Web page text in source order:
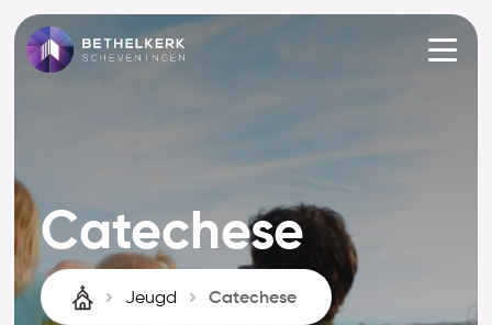
Ga naar de inhoud
Catechese
Jeugd Catechese